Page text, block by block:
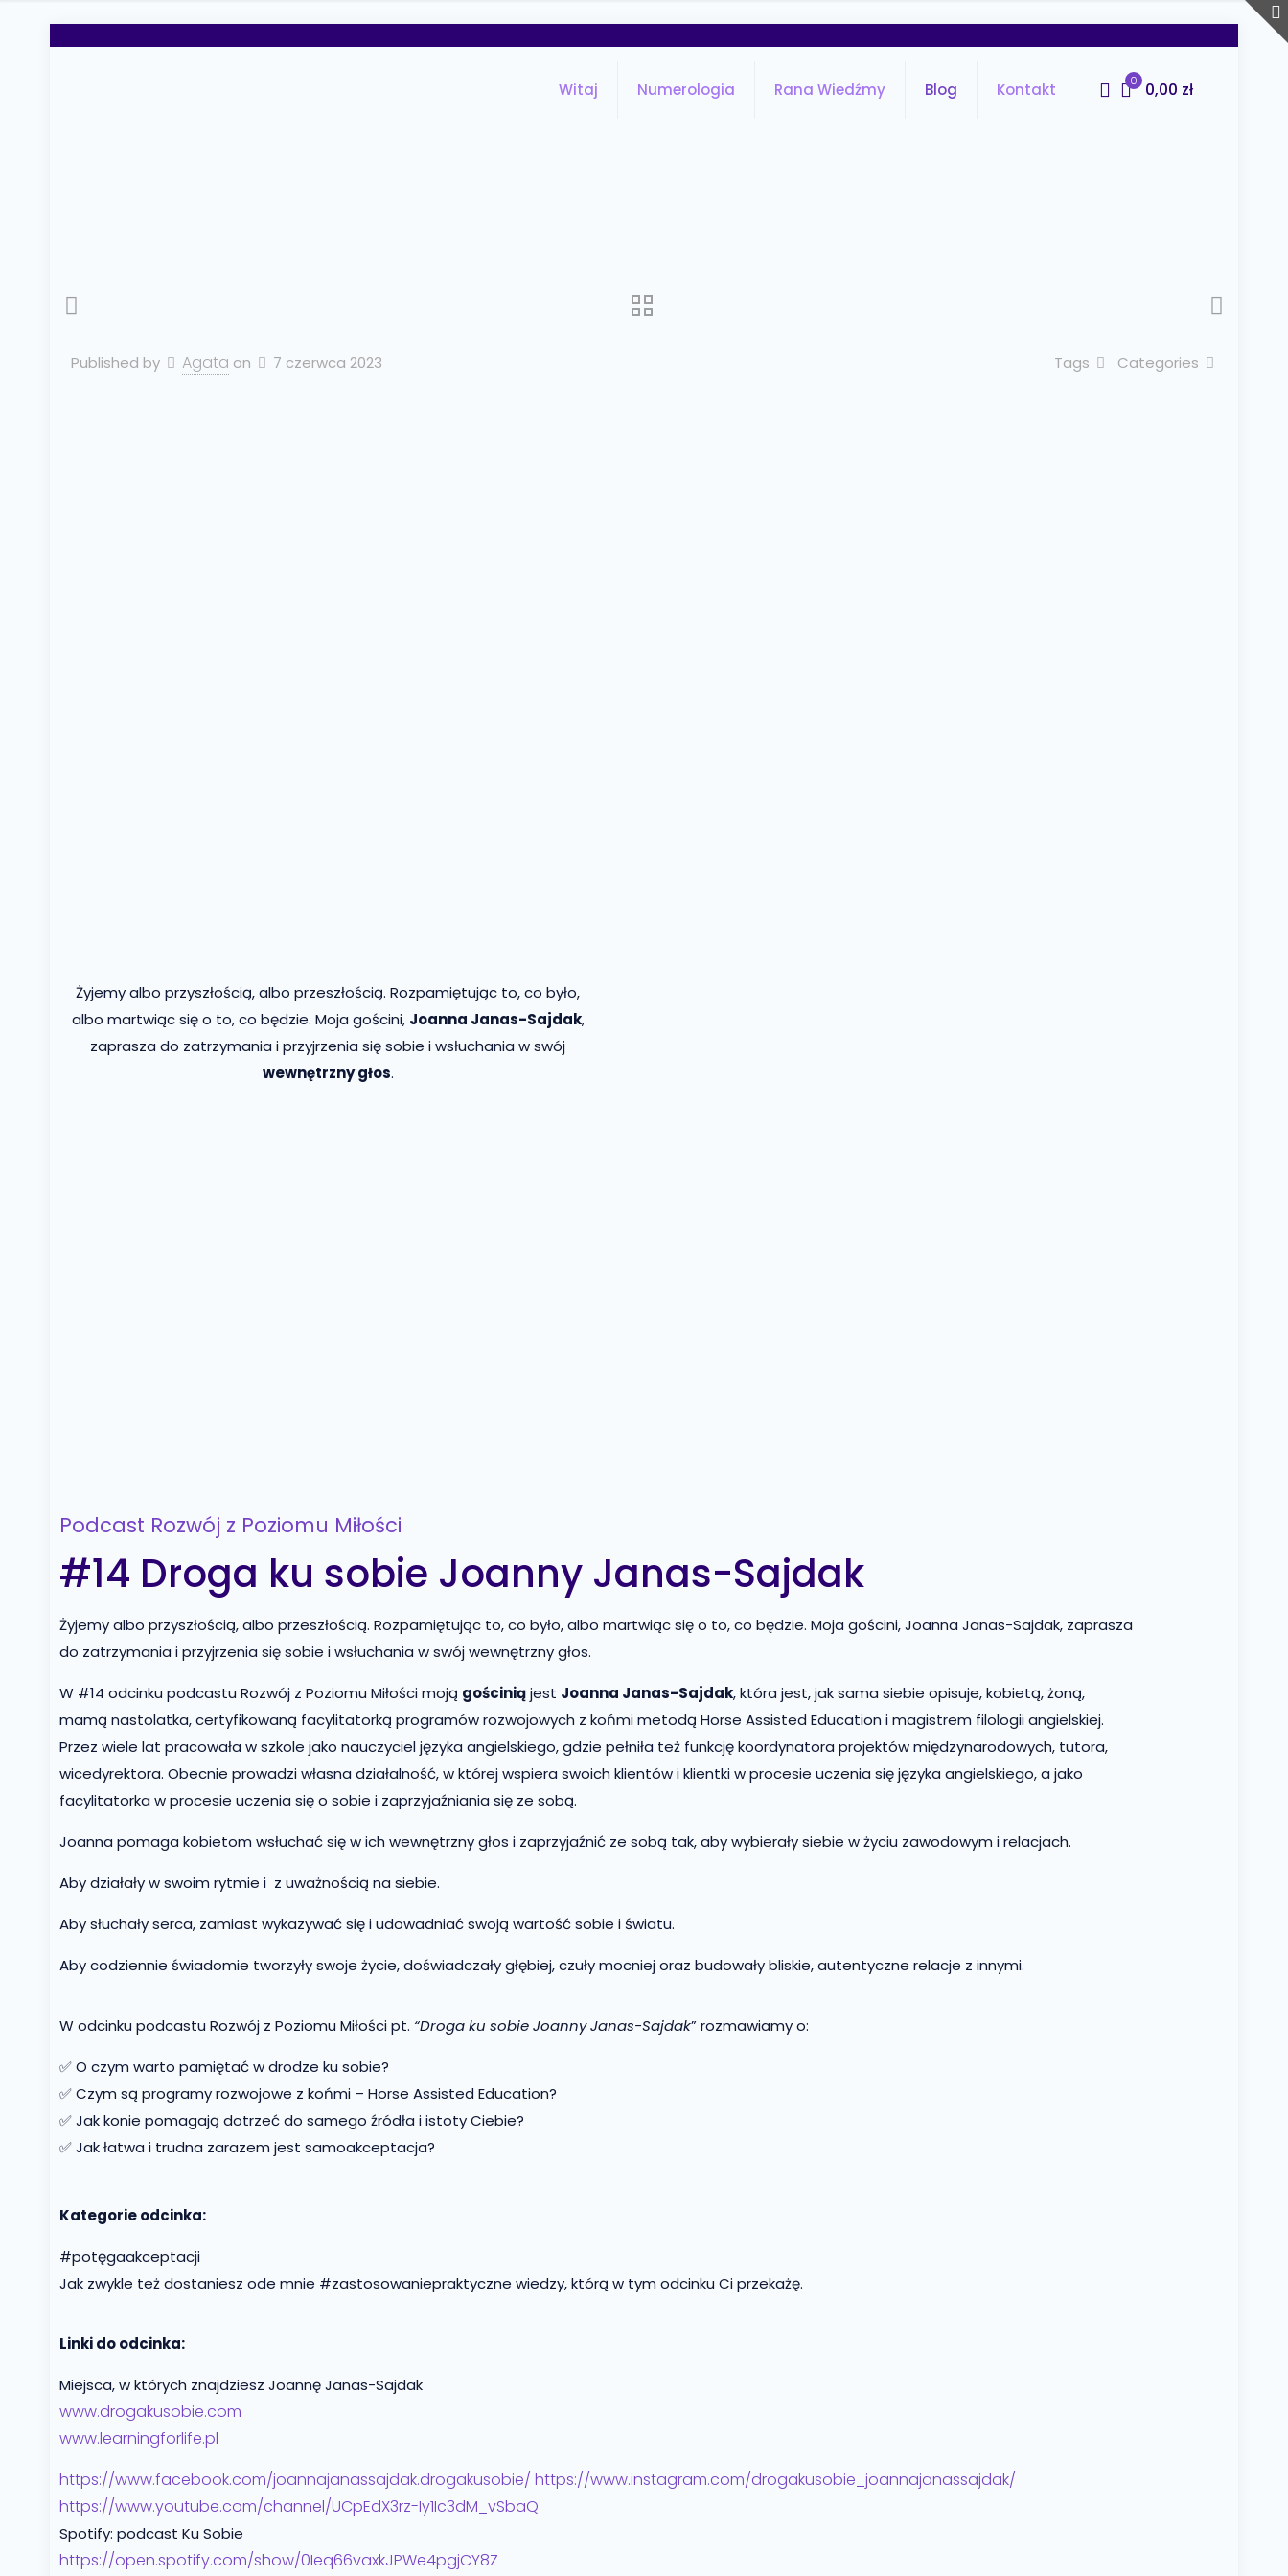
Witaj Numerologia Rana Wiedźmy Blog Kontakt 0 0,00 zł
Published by Agata on 7 czerwca 2023 Categories
Tags
Żyjemy albo przyszłością, albo przeszłością. Rozpamiętując to, co było,
albo martwiąc się o to, co będzie. Moja gościni, Joanna Janas-Sajdak,
zaprasza do zatrzymania i przyjrzenia się sobie i wsłuchania w swój
wewnętrzny głos.
Podcast Rozwój z Poziomu Miłości
#14 Droga ku sobie Joanny Janas-Sajdak
Żyjemy albo przyszłością, albo przeszłością. Rozpamiętując to, co było, albo martwiąc się o to, co będzie. Moja gościni, Joanna Janas-Sajdak, zaprasza
do zatrzymania i przyjrzenia się sobie i wsłuchania w swój wewnętrzny głos.
W #14 odcinku podcastu Rozwój z Poziomu Miłości moją gościniąjest Joanna Janas-Sajdak, która jest, jak sama siebie opisuje, kobietą, żoną,
mamą nastolatka, certyfikowaną facylitatorką programów rozwojowych z końmi metodą Horse Assisted Education i magistrem filologii angielskiej.
Przez wiele lat pracowała w szkole jako nauczyciel języka angielskiego, gdzie pełniła też funkcję koordynatora projektów międzynarodowych, tutora,
wicedyrektora. Obecnie prowadzi własna działalność, w której wspiera swoich klientów i klientki w procesie uczenia się języka angielskiego, a jako
facylitatorka w procesie uczenia się o sobie i zaprzyjaźniania się ze sobą.
Joanna pomaga kobietom wsłuchać się w ich wewnętrzny głos i zaprzyjaźnić ze sobą tak, aby wybierały siebie w życiu zawodowym i relacjach.
Aby działały w swoim rytmie i z uważnością na siebie.
Aby słuchały serca, zamiast wykazywać się i udowadniać swoją wartość sobie i światu.
Aby codziennie świadomie tworzyły swoje życie, doświadczały głębiej, czuły mocniej oraz budowały bliskie, autentyczne relacje z innymi.
W odcinku podcastu Rozwój z Poziomu Miłości pt. “Droga ku sobie Joanny Janas-Sajdak” rozmawiamy o:
✅ O czym warto pamiętać w drodze ku sobie?
✅ Czym są programy rozwojowe z końmi – Horse Assisted Education?
✅ Jak konie pomagają dotrzeć do samego źródła i istoty Ciebie?
✅ Jak łatwa i trudna zarazem jest samoakceptacja?
Kategorie odcinka:
#potęgaakceptacji
Jak zwykle też dostaniesz ode mnie #zastosowaniepraktyczne wiedzy, którą w tym odcinku Ci przekażę.
Linki do odcinka:
Miejsca, w których znajdziesz Joannę Janas-Sajdak
www.drogakusobie.com
www.learningforlife.pl
https://www.facebook.com/joannajanassajdak.drogakusobie/ https://www.instagram.com/drogakusobie_joannajanassajdak/
https://www.youtube.com/channel/UCpEdX3rz-Iy1Ic3dM_vSbaQ
Spotify: podcast Ku Sobie
https://open.spotify.com/show/0Ieq66vaxkJPWe4pgjCY8Z